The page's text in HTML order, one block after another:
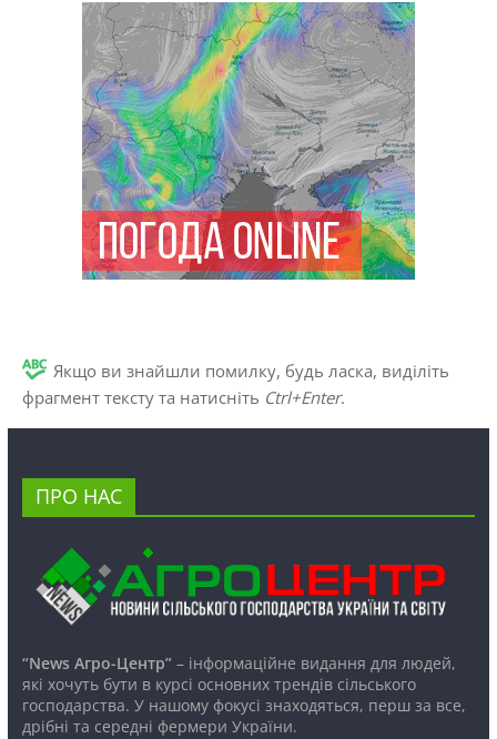
Якщо ви знайшли помилку, будь ласка, виділіть
фрагмент тексту та натисніть Ctrl+Enter.
ПРО НАС
“News Агро-Центр”– інформаційне видання для людей,
які хочуть бути в курсі основних трендів сільського
господарства. У нашому фокусі знаходяться, перш за все,
дрібні та середні фермери України.